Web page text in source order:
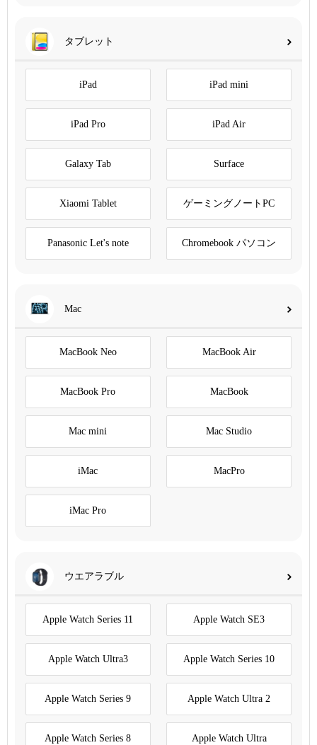
タブレット
iPad iPad mini
iPad Pro iPad Air
Galaxy Tab Surface
Xiaomi Tablet ゲーミングノートPC
Panasonic Let's note Chromebook パソコン
Mac
MacBook Neo MacBook Air
MacBook Pro MacBook
Mac mini Mac Studio
iMac MacPro
iMac Pro
ウエアラブル
Apple Watch Series 11 Apple Watch SE3
Apple Watch Ultra3 Apple Watch Series 10
Apple Watch Series 9 Apple Watch Ultra 2
Apple Watch Series 8 Apple Watch Ultra